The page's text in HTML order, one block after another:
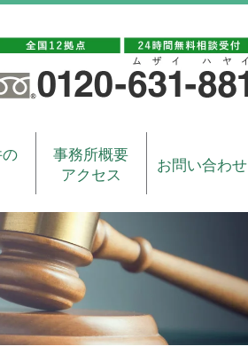
事務所概要
アクセス
お問い合わせ